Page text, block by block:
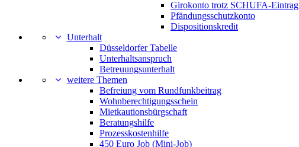
Girokonto trotz SCHUFA-Eintrag
Pfändungsschutzkonto
Dispositionskredit
Unterhalt
Düsseldorfer Tabelle
Unterhaltsanspruch
Betreuungsunterhalt
weitere Themen
Befreiung vom Rundfunkbeitrag
Wohnberechtigungsschein
Mietkautionsbürgschaft
Beratungshilfe
Prozesskostenhilfe
450 Euro Job (Mini-Job)